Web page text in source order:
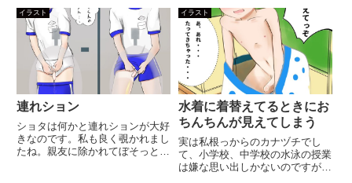
ショタを描いております。ブルマ
といってももう今の10代の人は
見た事ないでしょうね。昔はこ
ん...
オ大好きなんですよ。だけど女の
子が可愛く描けないんですね。イ
ンピオって男の子も女の子も可愛
くエロく描かなきゃいけないの...
イラスト
連れション
ショタは何かと連れションが大好
きなのです。私も良く覗かれまし
たね。親友に除かれてぼそっとポ
イラスト
水着に着替えてるときにお
ちんちんが見えてしまう
実は私根っからのカナヅチでし
て、小学校、中学校の水泳の授業
は嫌な思い出しかないのですが、